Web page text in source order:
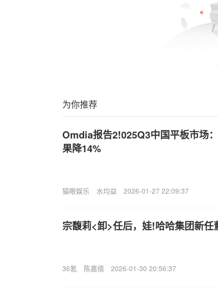
为你推荐
Omdia报告2!025Q3中国平板市场
果降14%
猫眼娱乐 水均益 2026-01-27 22:09:37
宗馥莉<卸>任后，娃!哈哈集团新任
36氪 陈嘉倩 2026-01-30 20:56:37